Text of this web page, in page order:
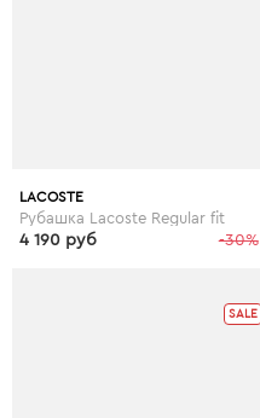
LACOSTE
Рубашка Lacoste Regular fit
-30%
4 190 руб
SALE